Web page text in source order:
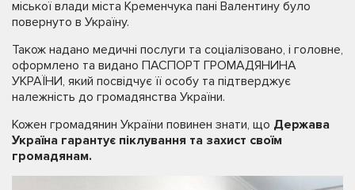
міської влади міста Кременчука пані Валентину було
повернуто в Україну.
Також надано медичні послуги та соціалізовано, і головне,
оформлено та видано ПАСПОРТ ГРОМАДЯНИНА
УКРАЇНИ, який посвідчує її особу та підтверджує
належність до громадянства України.
Кожен громадянин України повинен знати, що Держава
Україна гарантує піклування та захист своїм
громадянам.